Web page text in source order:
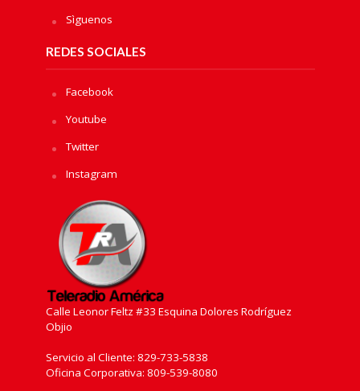
Sìguenos
REDES SOCIALES
Facebook
Youtube
Twitter
Instagram
Calle Leonor Feltz #33 Esquina Dolores Rodríguez
Objio
Servicio al Cliente: 829-733-5838
Oficina Corporativa: 809-539-8080